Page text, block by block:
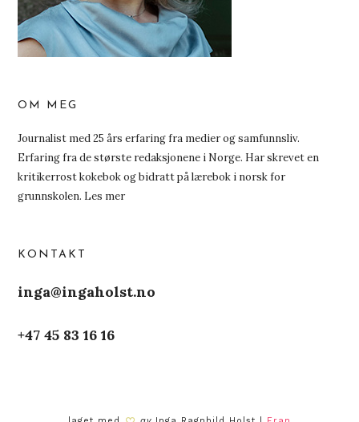
OM MEG
Journalist med 25 års erfaring fra medier og samfunnsliv.
Erfaring fra de største redaksjonene i Norge. Har skrevet en
kritikerrost kokebok og bidratt på lærebok i norsk for
grunnskolen. Les mer
KONTAKT
inga@ingaholst.no
+47 45 83 16 16